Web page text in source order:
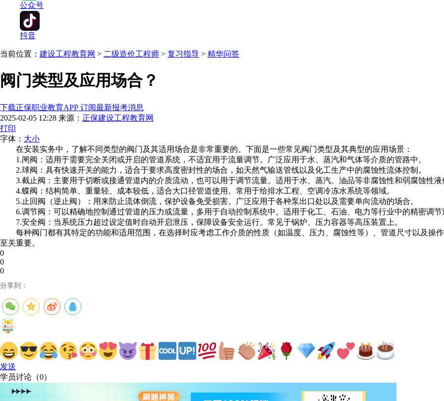
公众号
抖音
当前位置： 建设工程教育网 > 二级造价工程师 > 复习指导 > 精华问答
阀门类型及应用场合？
下载正保职业教育APP 订阅最新报考消息
2025-02-05 12:28 来源： 正保建设工程教育网
打印
字体： 大小
在安装实务中，了解不同类型的阀门及其适用场合是非常重要的。下面是一些常见阀门类型及其典型的应用场景：
1.闸阀：适用于需要完全关闭或开启的管道系统，不适宜用于流量调节。广泛应用于水、蒸汽和气体等介质的管路中。
2.球阀：具有快速开关的能力，适合于要求高度密封性的场合，如天然气输送管线以及化工生产中的腐蚀性流体控制。
3.截止阀：主要用于切断或接通管道内的介质流动，也可以用于调节流量。适用于水、蒸汽、油品等非腐蚀性和弱腐蚀性
4.蝶阀：结构简单、重量轻、成本较低，适合大口径管道使用。常用于给排水工程、空调冷冻水系统等领域。
5.止回阀（逆止阀）：用来防止流体倒流，保护设备免受损害。广泛应用于各种泵出口处以及需要单向流动的场合。
6.调节阀：可以精确地控制通过管道的压力或流量，多用于自动控制系统中。适用于化工、石油、电力等行业中的精密调节
7.安全阀：当系统压力超过设定值时自动开启泄压，保障设备安全运行。常见于锅炉、压力容器等高压装置上。
每种阀门都有其特定的功能和适用范围，在选择时应考虑工作介质的性质（如温度、压力、腐蚀性等）、管道尺寸以及操
至关重要。
0
0
0
分享到：
发送
学员讨论（0）